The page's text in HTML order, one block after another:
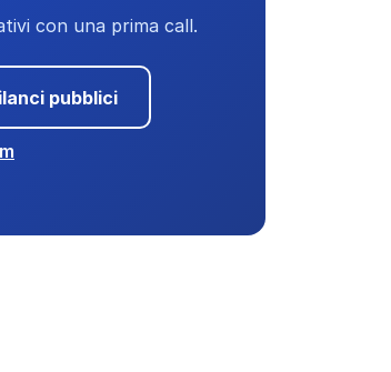
con una prima call.
pubblici